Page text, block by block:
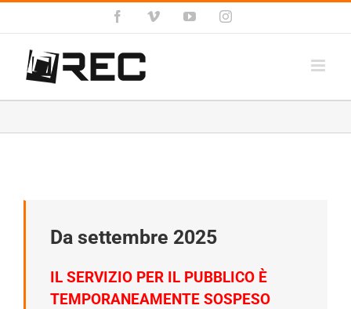
al
contenuto
FacebookVimeo YouTubeInstagram
Da settembre 2025
IL SERVIZIO PER IL PUBBLICO È
TEMPORANEAMENTE SOSPESO